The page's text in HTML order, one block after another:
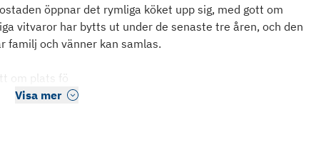
öppnar det rymliga köket upp sig, med gott om
vitvaror har bytts ut under de senaste tre åren, och den
familj och vänner kan samlas.
om plats fö
Visa mer